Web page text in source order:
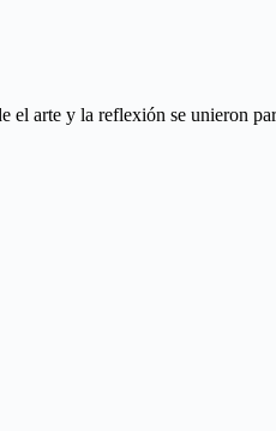
el arte y la reflexión se unieron